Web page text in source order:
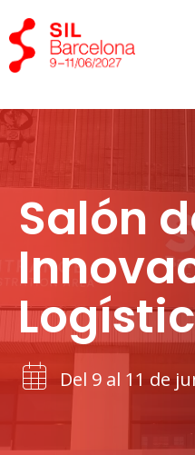
Salón
Del 9 al 11 de